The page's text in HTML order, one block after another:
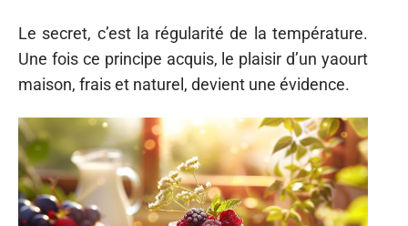
Le secret, c’est la régularité de la température.
Une fois ce principe acquis, le plaisir d’un yaourt
maison, frais et naturel, devient une évidence.